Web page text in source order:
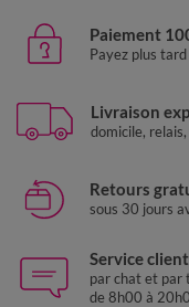
Paiement
Payez plus
Livraison
domicile,
Retours
sous 30 jours
Service
par chat et par
de 8h00 à